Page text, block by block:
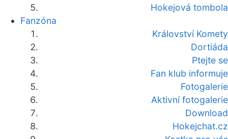
Hokejová tombola
Fanzóna
Království Komety
Dortiáda
Ptejte se
Fan klub informuje
Fotogalerie
Aktivní fotogalerie
Download
Hokejchat.cz